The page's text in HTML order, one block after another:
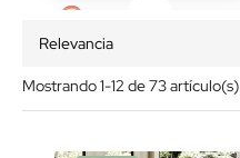
Relevancia
Mostrando 1-12 de 73 artículo(s)